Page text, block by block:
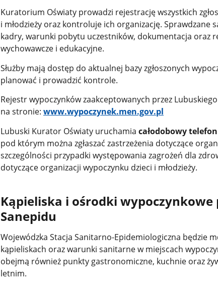
Kuratorium Oświaty prowadzi rejestrację wszystkich
i młodzieży oraz kontroluje ich organizację. Sprawdzane
kadry, warunki pobytu uczestników, dokumentacja oraz
wychowawcze i edukacyjne.
Służby mają dostęp do aktualnej bazy zgłoszonych
planować i prowadzić kontrole.
Rejestr wypoczynków zaakceptowanych przez
na stronie: www.wypoczynek.men.gov.pl
Lubuski Kurator Oświaty uruchamia całodobowy
pod którym można zgłaszać zastrzeżenia dotyczące
szczególności przypadki występowania zagrożeń dla
dotyczące organizacji wypoczynku dzieci i młodzieży.
Kąpieliska i ośrodki wypoczynkowe
Sanepidu
Wojewódzka Stacja Sanitarno-Epidemiologiczna będzie
kąpieliskach oraz warunki sanitarne w miejscach
obejmą również punkty gastronomiczne, kuchnie oraz
letnim.